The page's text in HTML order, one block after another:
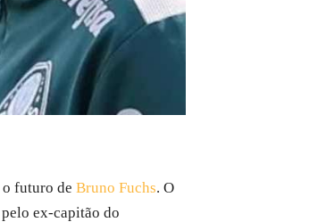
futuro de Bruno Fuchs. O
ex-capitão do